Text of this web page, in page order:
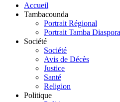
Accueil
Tambacounda
Portrait Régional
Portrait Tamba Diaspora
Société
Société
Avis de Décès
Justice
Santé
Religion
Politique